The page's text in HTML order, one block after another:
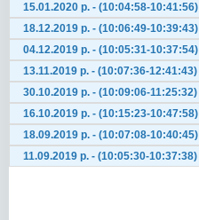
15.01.2020 р. - (10:04:58-10:41:56)
18.12.2019 р. - (10:06:49-10:39:43)
04.12.2019 р. - (10:05:31-10:37:54)
13.11.2019 р. - (10:07:36-12:41:43)
30.10.2019 р. - (10:09:06-11:25:32)
16.10.2019 р. - (10:15:23-10:47:58)
18.09.2019 р. - (10:07:08-10:40:45)
11.09.2019 р. - (10:05:30-10:37:38)